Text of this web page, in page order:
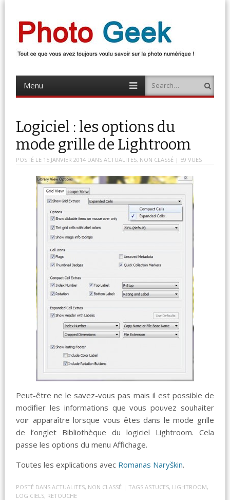
Photo Geek
Menu
content
Search
Logiciel : les options du
mode grille de Lightroom
POSTÉ LE 15 JANVIER 2014 DANSACTUALITES, NON CLASSÉ | 59 VUES
Peut-être ne le savez-vous pas mais il est possible de
modifier les informations que vous pouvez souhaiter
voir apparaître lorsque vous êtes dans le mode grille
de l’onglet Bibliothèque du logiciel Lightroom. Cela
passe les options du menu Affichage.
Toutes les explications avec Romanas Naryškin.
POSTÉ DANSACTUALITES, NON CLASSÉ | TAGSASTUCES, LIGHTROOM,
LOGICIELS, RETOUCHE